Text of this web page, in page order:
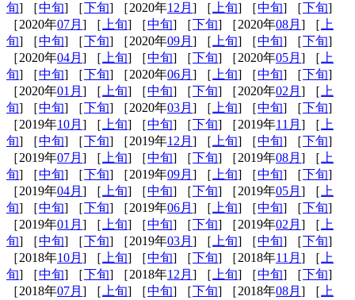
旬] ［中旬] ［ 下旬] ［2020年12月 ] ［上旬] ［中旬] ［ 下旬]
［2020年07月 ] ［上旬] ［中旬] ［ 下旬] ［2020年08月 ] ［上
旬] ［中旬] ［ 下旬] ［2020年09月 ] ［上旬] ［中旬] ［ 下旬]
［2020年04月 ] ［上旬] ［中旬] ［ 下旬] ［2020年05月 ] ［上
旬] ［中旬] ［ 下旬] ［2020年06月 ] ［上旬] ［中旬] ［ 下旬]
［2020年01月 ] ［上旬] ［中旬] ［ 下旬] ［2020年02月 ] ［上
旬] ［中旬] ［ 下旬] ［2020年03月 ] ［上旬] ［中旬] ［ 下旬]
［2019年10月 ] ［上旬] ［中旬] ［ 下旬] ［2019年11月 ] ［上
旬] ［中旬] ［ 下旬] ［2019年12月 ] ［上旬] ［中旬] ［ 下旬]
［2019年07月 ] ［上旬] ［中旬] ［ 下旬] ［2019年08月 ] ［上
旬] ［中旬] ［ 下旬] ［2019年09月 ] ［上旬] ［中旬] ［ 下旬]
［2019年04月 ] ［上旬] ［中旬] ［ 下旬] ［2019年05月 ] ［上
旬] ［中旬] ［ 下旬] ［2019年06月 ] ［上旬] ［中旬] ［ 下旬]
［2019年01月 ] ［上旬] ［中旬] ［ 下旬] ［2019年02月 ] ［上
旬] ［中旬] ［ 下旬] ［2019年03月 ] ［上旬] ［中旬] ［ 下旬]
［2018年10月 ] ［上旬] ［中旬] ［ 下旬] ［2018年11月 ] ［上
旬] ［中旬] ［ 下旬] ［2018年12月 ] ［上旬] ［中旬] ［ 下旬]
［2018年07月 ] ［上旬] ［中旬] ［ 下旬] ［2018年08月 ] ［上